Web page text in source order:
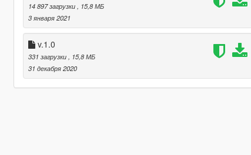
14 897 загрузки
, 15,8 МБ
3 января 2021
v.1.0
331 загрузки
, 15,8 МБ
31 декабря 2020